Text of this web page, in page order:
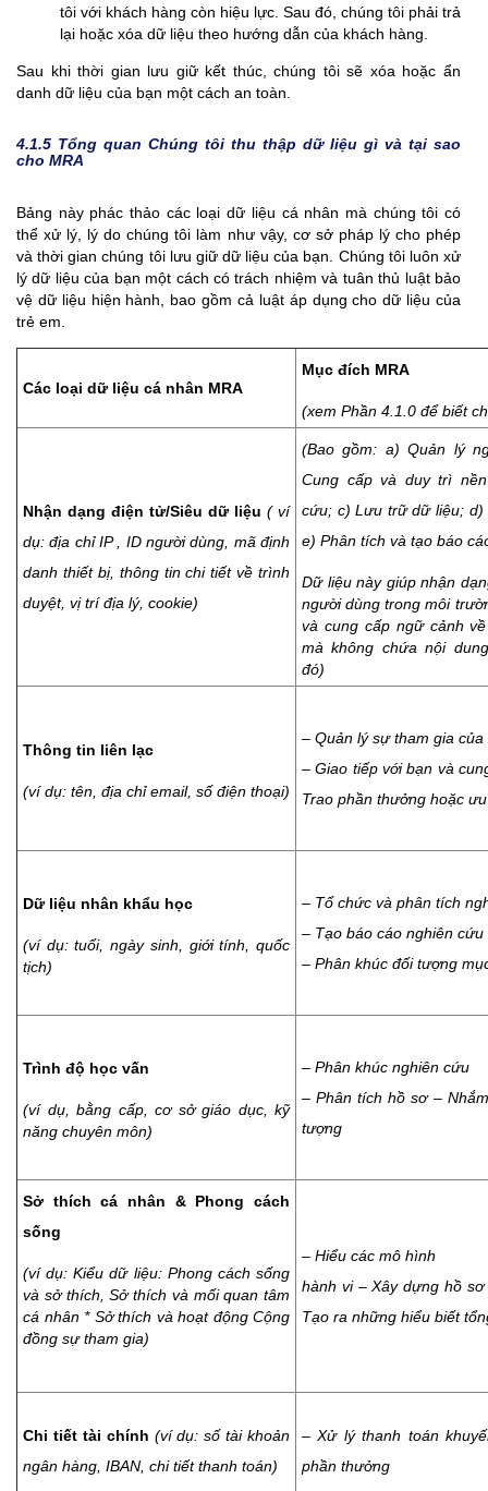
tôi với khách hàng còn hiệu lực. Sau đó, chúng tôi phải trả
lại hoặc xóa dữ liệu theo hướng dẫn của khách hàng.
Sau khi thời gian lưu giữ kết thúc, chúng tôi sẽ xóa hoặc ẩn
danh dữ liệu của bạn một cách an toàn.
4.1.5 Tổng quan Chúng tôi thu thập dữ liệu gì và tại sao
cho MRA
Bảng này phác thảo các loại dữ liệu cá nhân mà chúng tôi có
thể xử lý, lý do chúng tôi làm như vậy, cơ sở pháp lý cho phép
và thời gian chúng tôi lưu giữ dữ liệu của bạn. Chúng tôi luôn xử
lý dữ liệu của bạn một cách có trách nhiệm và tuân thủ luật bảo
vệ dữ liệu hiện hành, bao gồm cả luật áp dụng cho dữ liệu của
trẻ em.
Các loại dữ liệu cá nhân MRA
Mục đích MRA
(xem Phần 4.1.0 để biết
Nhận dạng điện tử/Siêu dữ liệu ( ví
dụ: địa chỉ IP , ID người dùng, mã định
danh thiết bị, thông tin chi tiết về trình
duyệt, vị trí địa lý, cookie)
(Bao gồm: a) Quản lý
Cung cấp và duy trì
cứu; c) Lưu trữ dữ liệu; d)
e) Phân tích và tạo báo
Dữ liệu này giúp nhận
người dùng trong môi
và cung cấp ngữ cảnh
mà không chứa nội
đó)
Thông tin liên lạc
(ví dụ: tên, địa chỉ email, số điện thoại)
– Quản lý sự tham gia của
– Giao tiếp với bạn và
Trao phần thưởng hoặc
Dữ liệu nhân khẩu học
(ví dụ: tuổi, ngày sinh, giới tính, quốc
tịch)
– Tổ chức và phân tích
– Tạo báo cáo nghiên cứu
– Phân khúc đối tượng
Trình độ học vấn
(ví dụ, bằng cấp, cơ sở giáo dục, kỹ
năng chuyên môn)
– Phân khúc nghiên cứu
– Phân tích hồ sơ –
tượng
Sở thích cá nhân & Phong cách
sống
(ví dụ: Kiểu dữ liệu: Phong cách sống
và sở thích, Sở thích và mối quan tâm
cá nhân * Sở thích và hoạt động Cộng
đồng sự tham gia)
– Hiểu các mô hình
hành vi – Xây dựng hồ
Tạo ra những hiểu biết
Chi tiết tài chính (ví dụ: số tài khoản
ngân hàng, IBAN, chi tiết thanh toán)
– Xử lý thanh toán
phần thưởng